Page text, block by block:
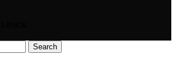
Search